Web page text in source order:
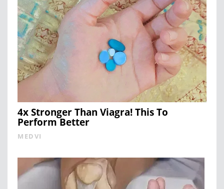
4x Stronger Than Viagra! This To
Perform Better
MEDVI